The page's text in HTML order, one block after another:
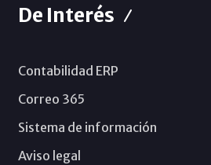
De Interés
Contabilidad ERP
Correo 365
Sistema de información
Aviso legal